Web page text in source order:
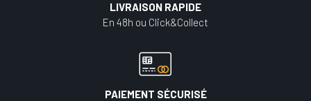
LIVRAISON RAPIDE
En 48h ou Click&Collect
PAIEMENT SÉCURISÉ